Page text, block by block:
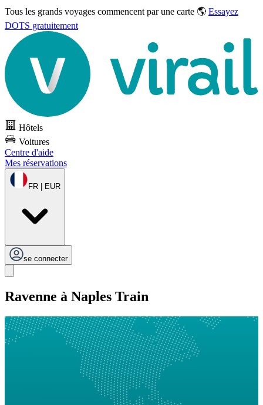
Tous les grands voyages commencent par une carte 🌎 Essayez
DOTS gratuitement
Hôtels
Voitures
Centre d'aide
Mes réservations
FR | EUR
se connecter
Ravenne à Naples Train